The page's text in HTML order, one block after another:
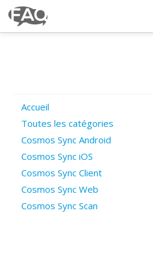
Poser une question
Questions ouvertes
Connexion
Accueil
Toutes les catégories
Cosmos Sync Android
Cosmos Sync iOS
Cosmos Sync Client
Cosmos Sync Web
Cosmos Sync Scan